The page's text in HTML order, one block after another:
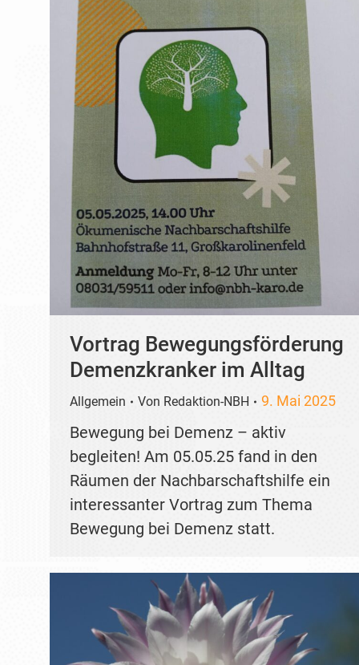
Vortrag Bewegungsförderung
Demenzkranker im Alltag
Allgemein Von Redaktion-NBH 9. Mai 2025
Bewegung bei Demenz – aktiv
begleiten! Am 05.05.25 fand in den
Räumen der Nachbarschaftshilfe ein
interessanter Vortrag zum Thema
Bewegung bei Demenz statt.